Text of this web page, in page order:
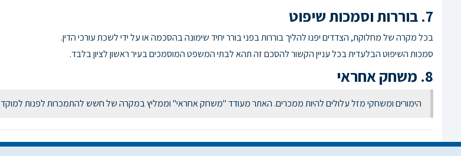
7. בוררות וסמכות שיפוט
בכל מקרה של מחלוקת, הצדדים יפנו להליך בוררות בפני בורר יחיד שימונה בהסכמה או על ידי לשכת עורכי הדין.
סמכות השיפוט הבלעדית בכל עניין הקשור להסכם זה תהא לבתי המשפט המוסמכים בעיר ראשון לציון בלבד.
8. משחק אחראי
הימורים ומשחקי מזל עלולים להיות ממכרים. האתר מעודד "משחק אחראי" וממליץ במקרה של חשש להתמכרות לפנות למוקד 118 של משרד הרווחה.